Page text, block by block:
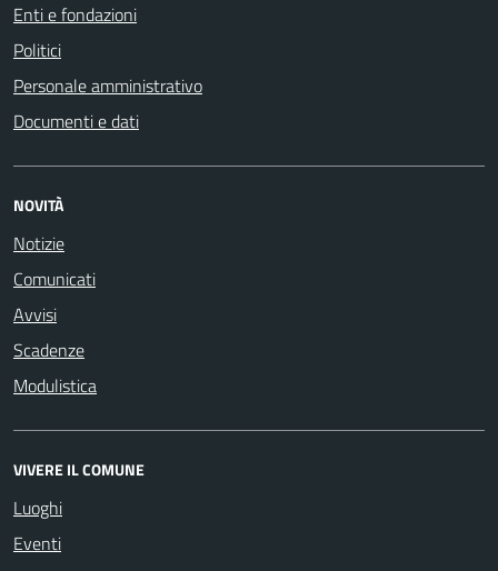
Enti e fondazioni
Politici
Personale amministrativo
Documenti e dati
NOVITÀ
Notizie
Comunicati
Avvisi
Scadenze
Modulistica
VIVERE IL COMUNE
Luoghi
Eventi